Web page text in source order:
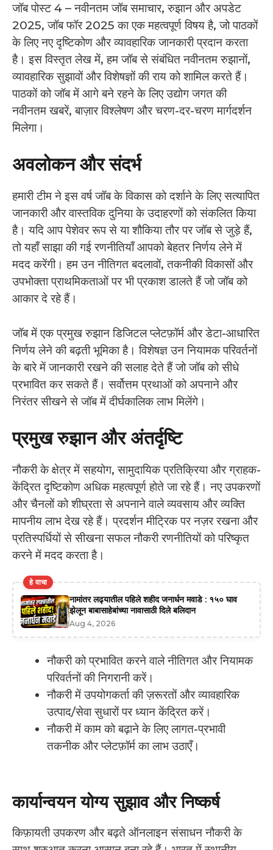
जॉब पोस्ट 4 – नवीनतम जॉब समाचार, रुझान और अपडेट
2025, जॉब फॉर 2025 का एक महत्वपूर्ण विषय है, जो पाठकों
के लिए नए दृष्टिकोण और व्यावहारिक जानकारी प्रदान करता
है। इस विस्तृत लेख में, हम जॉब से संबंधित नवीनतम रुझानों,
व्यावहारिक सुझावों और विशेषज्ञों की राय को शामिल करते हैं।
पाठकों को जॉब में आगे बने रहने के लिए उद्योग जगत की
नवीनतम खबरें, बाज़ार विश्लेषण और चरण-दर-चरण मार्गदर्शन
मिलेगा।
अवलोकन और संदर्भ
हमारी टीम ने इस वर्ष जॉब के विकास को दर्शाने के लिए सत्यापित
जानकारी और वास्तविक दुनिया के उदाहरणों को संकलित किया
है। यदि आप पेशेवर रूप से या शौकिया तौर पर जॉब से जुड़े हैं,
तो यहाँ साझा की गई रणनीतियाँ आपको बेहतर निर्णय लेने में
मदद करेंगी। हम उन नीतिगत बदलावों, तकनीकी विकासों और
उपभोक्ता प्राथमिकताओं पर भी प्रकाश डालते हैं जो जॉब को
आकार दे रहे हैं।
जॉब में एक प्रमुख रुझान डिजिटल प्लेटफ़ॉर्म और डेटा-आधारित
निर्णय लेने की बढ़ती भूमिका है। विशेषज्ञ उन नियामक परिवर्तनों
के बारे में जानकारी रखने की सलाह देते हैं जो जॉब को सीधे
प्रभावित कर सकते हैं। सर्वोत्तम प्रथाओं को अपनाने और
निरंतर सीखने से जॉब में दीर्घकालिक लाभ मिलेंगे।
प्रमुख रुझान और अंतर्दृष्टि
नौकरी के क्षेत्र में सहयोग, सामुदायिक प्रतिक्रिया और ग्राहक-
केंद्रित दृष्टिकोण अधिक महत्वपूर्ण होते जा रहे हैं। नए उपकरणों
और चैनलों को शीघ्रता से अपनाने वाले व्यवसाय और व्यक्ति
मापनीय लाभ देख रहे हैं। प्रदर्शन मीट्रिक पर नज़र रखना और
प्रतिस्पर्धियों से सीखना सफल नौकरी रणनीतियों को परिष्कृत
करने में मदद करता है।
हे वाचा
नामांतर लढ्यातील पहिले शहीद जनार्धन मवाडे : १५० घाव
झेलून बाबासाहेबांच्या नावासाठी दिले बलिदान
Aug 4, 2026
नौकरी को प्रभावित करने वाले नीतिगत और नियामक
परिवर्तनों की निगरानी करें।
नौकरी में उपयोगकर्ता की ज़रूरतों और व्यावहारिक
उत्पाद/सेवा सुधारों पर ध्यान केंद्रित करें।
नौकरी में काम को बढ़ाने के लिए लागत-प्रभावी
तकनीक और प्लेटफ़ॉर्म का लाभ उठाएँ।
कार्यान्वयन योग्य सुझाव और निष्कर्ष
किफ़ायती उपकरण और बढ़ते ऑनलाइन संसाधन नौकरी के